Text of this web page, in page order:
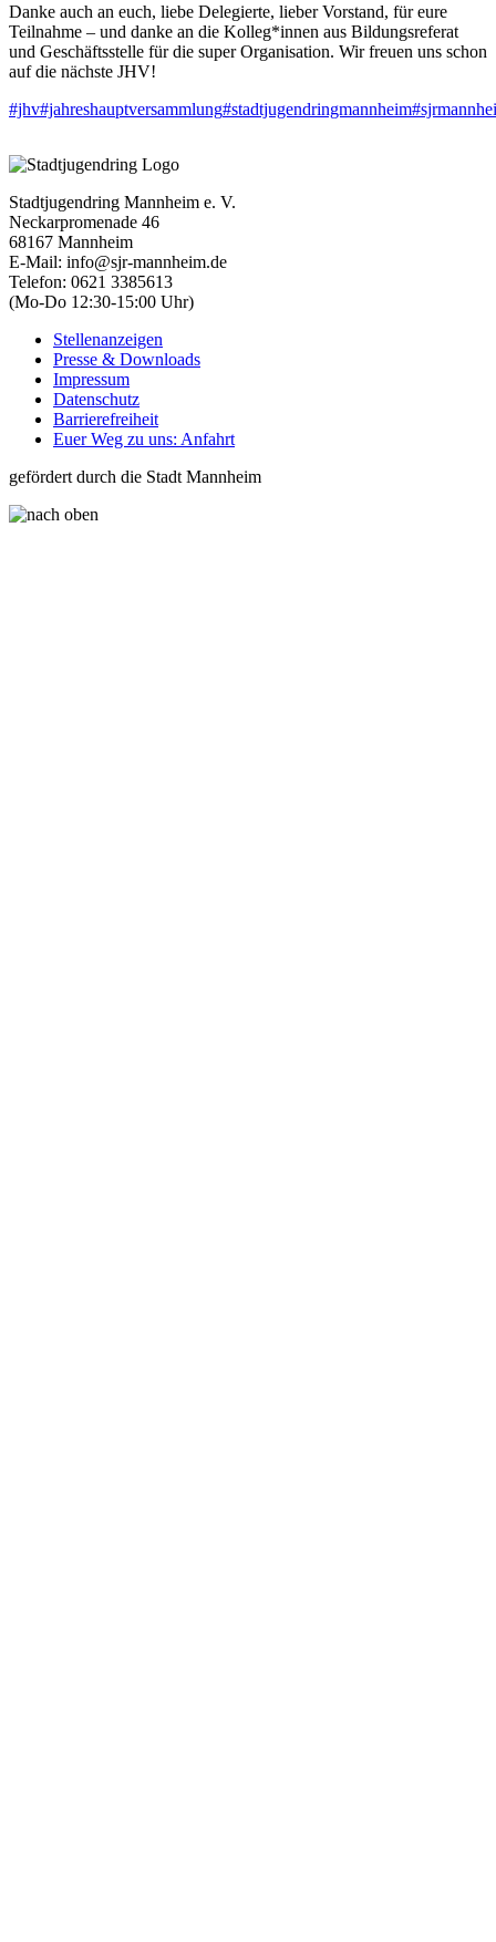
Danke auch an euch, liebe Delegierte, lieber Vorstand, für eure
Teilnahme – und danke an die Kolleg*innen aus Bildungsreferat
und Geschäftsstelle für die super Organisation. Wir freuen uns schon
auf die nächste JHV!
#jhv#jahreshauptversammlung#stadtjugendringmannheim
Stadtjugendring Mannheim e. V.
Neckarpromenade 46
68167 Mannheim
E-Mail: info@sjr-mannheim.de
Telefon: 0621 3385613
(Mo-Do 12:30-15:00 Uhr)
Stellenanzeigen
Presse & Downloads
Impressum
Datenschutz
Barrierefreiheit
Euer Weg zu uns: Anfahrt
gefördert durch die Stadt Mannheim